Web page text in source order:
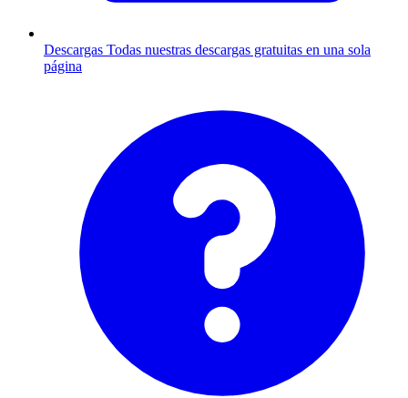
Descargas Todas nuestras descargas gratuitas en una sola
página